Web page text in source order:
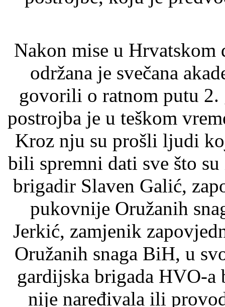
Nakon mise u Hrvatskom
održana je svečana
govorili o ratnom putu
postrojba je u teškom
Kroz nju su prošli ljudi
bili spremni dati sve što
brigadir Slaven Galić,
pukovnije Oružanih
Jerkić, zamjenik
Oružanih snaga BiH, u
gardijska brigada HVO-
nije naređivala ili